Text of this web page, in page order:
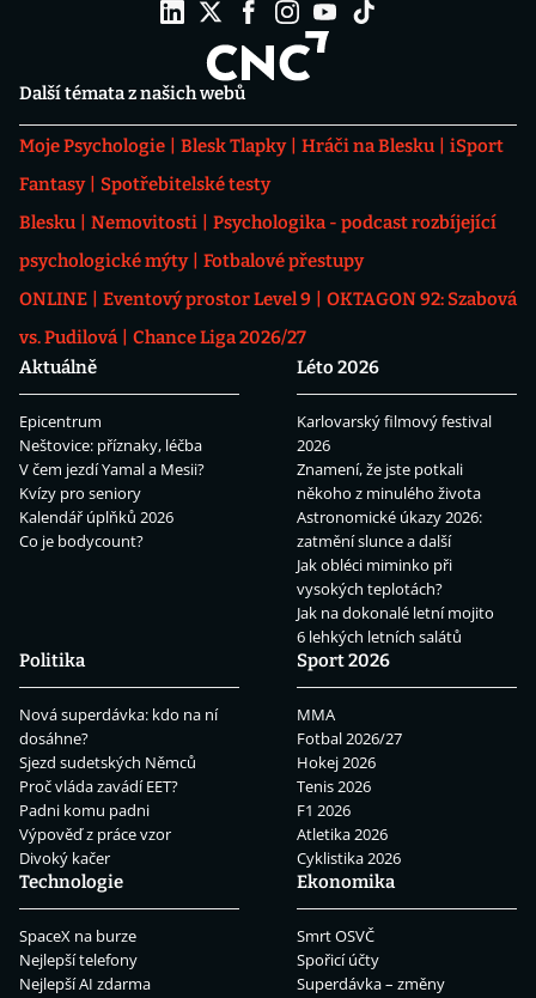
Další témata z našich webů
Moje Psychologie Blesk Tlapky Hráči na Blesku
iSport
Fantasy
Spotřebitelské testy
Blesku
Nemovitosti
Psychologika - podcast rozbíjející
psychologické mýty
Fotbalové přestupy
ONLINE
Eventový prostor Level 9
OKTAGON 92: Szabová
vs. Pudilová
Chance Liga 2026/27
Aktuálně
Epicentrum
Neštovice: příznaky, léčba
V čem jezdí Yamal a Mesii?
Kvízy pro seniory
Kalendář úplňků 2026
Co je bodycount?
Léto 2026
Karlovarský filmový festival
2026
Znamení, že jste potkali
někoho z minulého života
Astronomické úkazy 2026:
zatmění slunce a další
Jak obléci miminko při
vysokých teplotách?
Jak na dokonalé letní mojito
6 lehkých letních salátů
Politika
Nová superdávka: kdo na ní
dosáhne?
Sjezd sudetských Němců
Proč vláda zavádí EET?
Padni komu padni
Výpověď z práce vzor
Divoký kačer
Sport 2026
MMA
Fotbal 2026/27
Hokej 2026
Tenis 2026
F1 2026
Atletika 2026
Cyklistika 2026
Technologie
SpaceX na burze
Nejlepší telefony
Nejlepší AI zdarma
Ekonomika
Smrt OSVČ
Spořicí účty
Superdávka – změny